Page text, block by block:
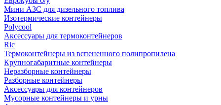
Мини АЗС для дизельного топлива
Изотермические контейнеры
Polycool
Аксессуары для термоконтейнеров
Ric
Термоконтейнеры из вспененного полипропилена
Крупногабаритные контейнеры
Неразборные контейнеры
Разборные контейнеры
Аксессуары для контейнеров
Мусорные контейнеры и урны